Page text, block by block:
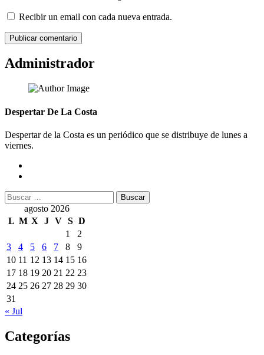
Recibir un email con cada nueva entrada.
Administrador
Despertar De La Costa
Despertar de la Costa es un periódico que se distribuye de lunes a
viernes.
Buscar:
agosto 2026
L M X J V S D
1
2
3
4 5 6 7 8
9
10 11 12 13 14 15 16
17 18 19 20 21 22 23
24 25 26 27 28 29 30
31
« Jul
Categorías